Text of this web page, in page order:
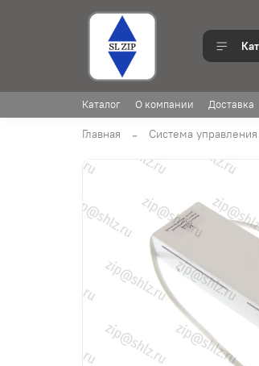
Каталог О компании Доставка
Главная Система